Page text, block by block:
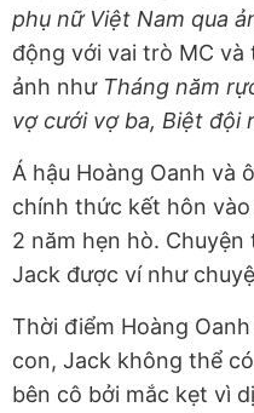
phụ nữ Việt Nam qua
động với vai trò MC
ảnh như Tháng năm
vợ cưới vợ ba, Biệt đội
Á hậu Hoàng Oanh và
chính thức kết hôn
2 năm hẹn hò.
Jack được ví như
Thời điểm Hoàng
con, Jack không thể
bên cô bởi mắc kẹt vì